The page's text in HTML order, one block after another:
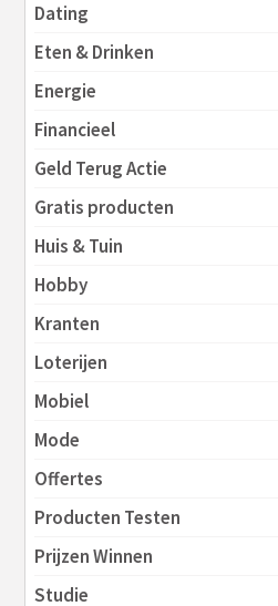
Dating
Eten & Drinken
Energie
Financieel
Geld Terug Actie
Gratis producten
Huis & Tuin
Hobby
Kranten
Loterijen
Mobiel
Mode
Offertes
Producten Testen
Prijzen Winnen
Studie